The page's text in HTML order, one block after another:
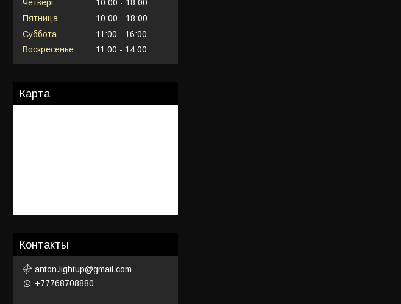
Четверг
10:00
18:00
Пятница
10:00
18:00
Суббота
11:00
16:00
Воскресенье
11:00 14:00
Карта
Контакты
anton.lightup@gmail.com
+77768708880